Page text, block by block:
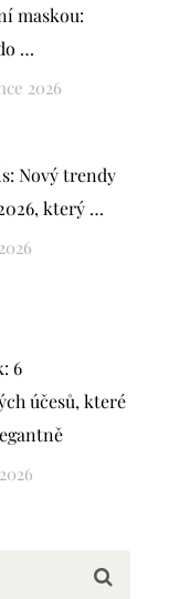
maskou:
…
2026
Nový trendy
který …
6
účesů, které